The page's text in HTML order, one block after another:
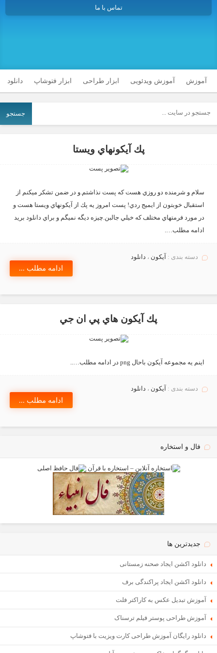
تماس با ما
آموزش آموزش ویدئویی ابزار طراحی ابزار فتوشاپ دانلود
جستجو
پك آيكونهاي ويستا
سلام و شرمنده دو روزي هست كه پست نذاشتم.و در ضمن تشكر ميكنم از
استقبال خوبتون از ايميج ردي! پست امروز يه پك از آيكونهاي ويستا هست و
در مورد فرمتهاي مختلف كه خيلي جالبن.چيزه ديگه نميگم و براي دانلود بريد
ادامه مطلب….
دسته بندی : آيكون ، دانلود
ادامه مطلب ...
پك آيكون هاي پي ان جي
اينم يه مجموعه آيكون باحال png در ادامه مطلب…..
دسته بندی : آيكون ، دانلود
ادامه مطلب ...
فال و استخاره
جدیدترین ها
دانلود اکشن ایجاد صحنه زمستانی
دانلود اکشن ایجاد پراکندگی برف
آموزش تبدیل عکس به کاراکتر فلت
آموزش طراحی پوستر فیلم ترسناک
دانلود رایگان آموزش طراحی کارت ویزیت با فتوشاپ